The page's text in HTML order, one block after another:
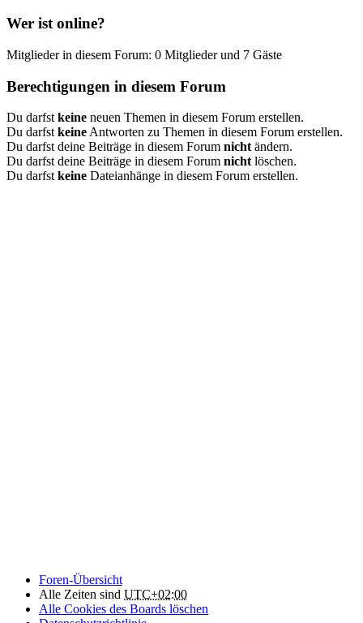
Wer ist online?
Mitglieder in diesem Forum: 0 Mitglieder und 7 Gäste
Berechtigungen in diesem Forum
Du darfst keine neuen Themen in diesem Forum erstellen.
Du darfst keine Antworten zu Themen in diesem Forum erstellen.
Du darfst deine Beiträge in diesem Forum nicht ändern.
Du darfst deine Beiträge in diesem Forum nicht löschen.
Du darfst keine Dateianhänge in diesem Forum erstellen.
Foren-Übersicht
Alle Zeiten sind UTC+02:00
Alle Cookies des Boards löschen